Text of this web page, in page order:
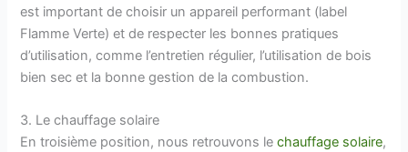
est important de choisir un appareil performant (label
Flamme Verte) et de respecter les bonnes pratiques
d’utilisation, comme l’entretien régulier, l’utilisation de bois
bien sec et la bonne gestion de la combustion.
3. Le chauffage solaire
En troisième position, nous retrouvons lechauffage solaire,